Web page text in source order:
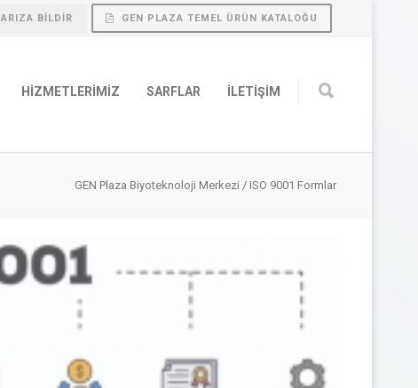
ARIZA BILDIR GEN PLAZA TEMEL ÜRÜN KATALOĞU
HIZMETLERIMIZ SARFLAR İLETIŞIM
GEN Plaza Biyoteknoloji Merkezi / ISO 9001 Formlar